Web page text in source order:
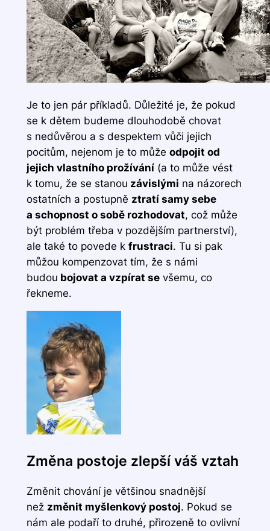
Je to jen pár příkladů. Důležité je, že pokud
se k dětem budeme dlouhodobě chovat
s nedůvěrou a s despektem vůči jejich
pocitům, nejenom je to může odpojit od
jejich vlastního prožívání(a to může vést
k tomu, že se stanou závislými na názorech
ostatních a postupně ztratí samy sebe
a schopnost o sobě rozhodovat, což může
být problém třeba v pozdějším partnerství),
ale také to povede k frustraci. Tu si pak
můžou kompenzovat tím, že s námi
budou bojovat a vzpírat sevšemu, co
řekneme.
Změna postoje zlepší váš vztah
Změnit chování je většinou snadnější
než změnit myšlenkový postoj. Pokud se
nám ale podaří to druhé, přirozeně to ovlivní